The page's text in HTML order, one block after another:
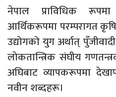
नेपाल प्राविधिक
आर्थिकरूपमा परम्परागत
उद्योगको युग अर्थात्
लोकतान्त्रिक संघीय
अघिबाट व्यापकरूपमा
नवीन शब्दहरू।